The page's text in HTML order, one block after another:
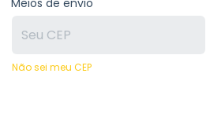
Meios de envio
Não sei meu CEP